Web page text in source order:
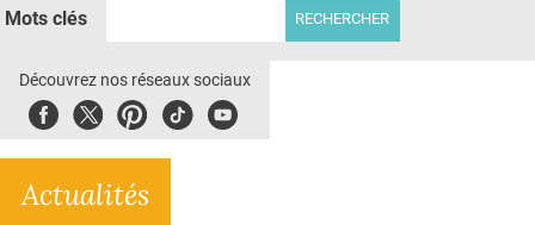
DOSSIERS
E-REVUE SAD
L'APP
Mots clés
Découvrez nos réseaux sociaux
FacebookTwitterPinterest
TiktokYoubute
Actualités